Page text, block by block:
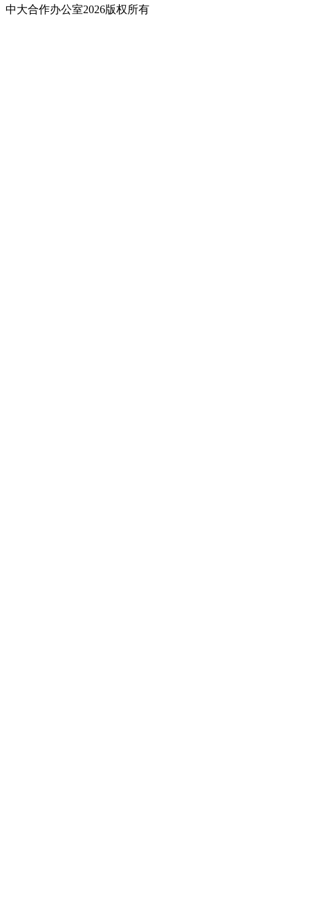
中大合作办公室2026版权所有